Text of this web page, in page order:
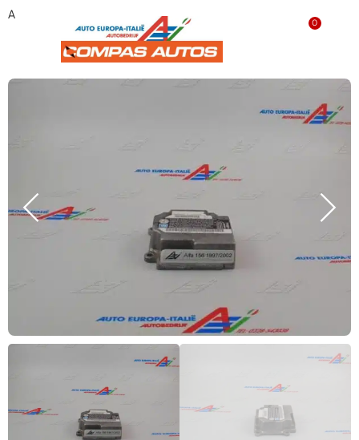
0
Airbag module ‘gebruikt’ 60669250